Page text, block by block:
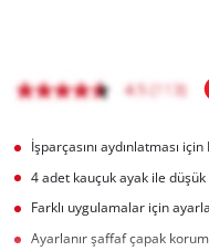
İşparçasını aydınlatması için
4 adet kauçuk ayak ile
Farklı uygulamalar için
Ayarlanır şaffaf çapak